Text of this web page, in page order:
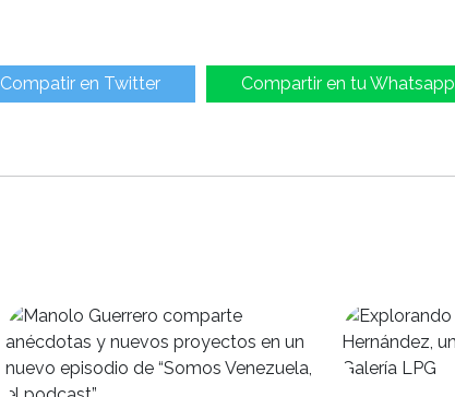
Compatir en Twitter Compartir en tu Whatsapp